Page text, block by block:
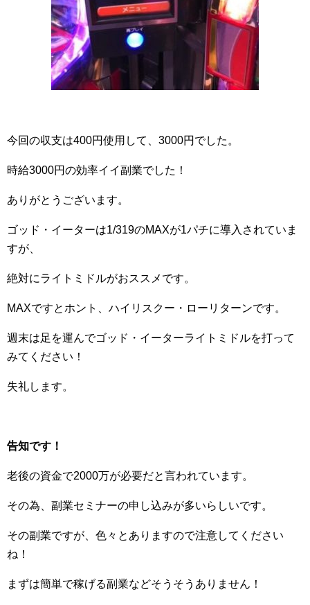
今回の収支は400円使用して、3000円でした。
時給3000円の効率イイ副業でした！
ありがとうございます。
ゴッド・イーターは1/319のMAXが1パチに導入されていま
すが、
絶対にライトミドルがおススメです。
MAXですとホント、ハイリスクー・ローリターンです。
週末は足を運んでゴッド・イーターライトミドルを打って
みてください！
失礼します。
告知です！
老後の資金で2000万が必要だと言われています。
その為、副業セミナーの申し込みが多いらしいです。
その副業ですが、色々とありますので注意してください
ね！
まずは簡単で稼げる副業などそうそうありません！